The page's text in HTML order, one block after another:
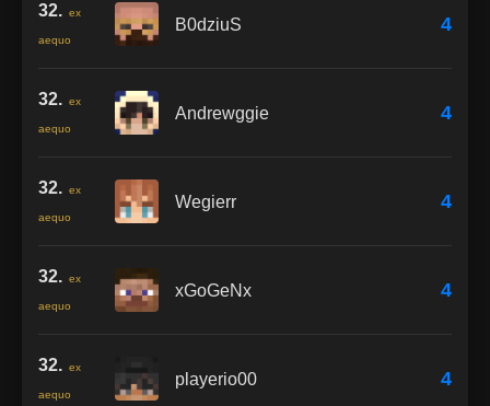
32. ex
aequo
B0dziuS 4
32. ex
aequo
Andrewggie 4
32. ex
aequo
Wegierr 4
32. ex
aequo
xGoGeNx 4
32. ex
aequo
playerio00 4